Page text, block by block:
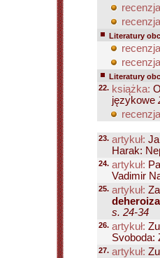
Literatury
Literatury
22. książka:
językowe
23. artykuł:
Harak:
24. artykuł:
Vadimir
25. artykuł:
s. 24-34
26. artykuł:
Svoboda:
27. artykuł: